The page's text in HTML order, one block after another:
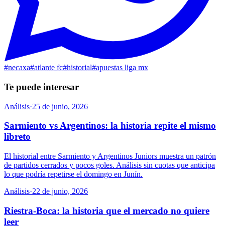
#necaxa#atlante fc#historial#apuestas liga mx
Te puede interesar
Análisis·25 de junio, 2026
Sarmiento vs Argentinos: la historia repite el mismo
libreto
El historial entre Sarmiento y Argentinos Juniors muestra un patrón
de partidos cerrados y pocos goles. Análisis sin cuotas que anticipa
lo que podría repetirse el domingo en Junín.
Análisis·22 de junio, 2026
Riestra-Boca: la historia que el mercado no quiere
leer